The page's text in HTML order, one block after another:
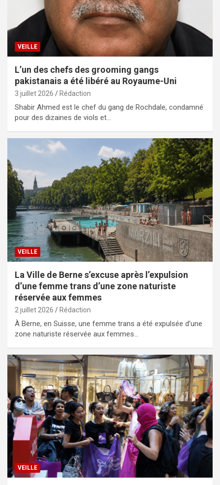
VEILLE
L’un des chefs des grooming gangs
pakistanais a été libéré au Royaume-Uni
3 juillet 2026 Rédaction
Shabir Ahmed est le chef du gang de Rochdale, condamné
pour des dizaines de viols et…
VEILLE
La Ville de Berne s’excuse après l’expulsion
d’une femme trans d’une zone naturiste
réservée aux femmes
2 juillet 2026 Rédaction
À Berne, en Suisse, une femme trans a été expulsée d’une
zone naturiste réservée aux femmes…
VEILLE